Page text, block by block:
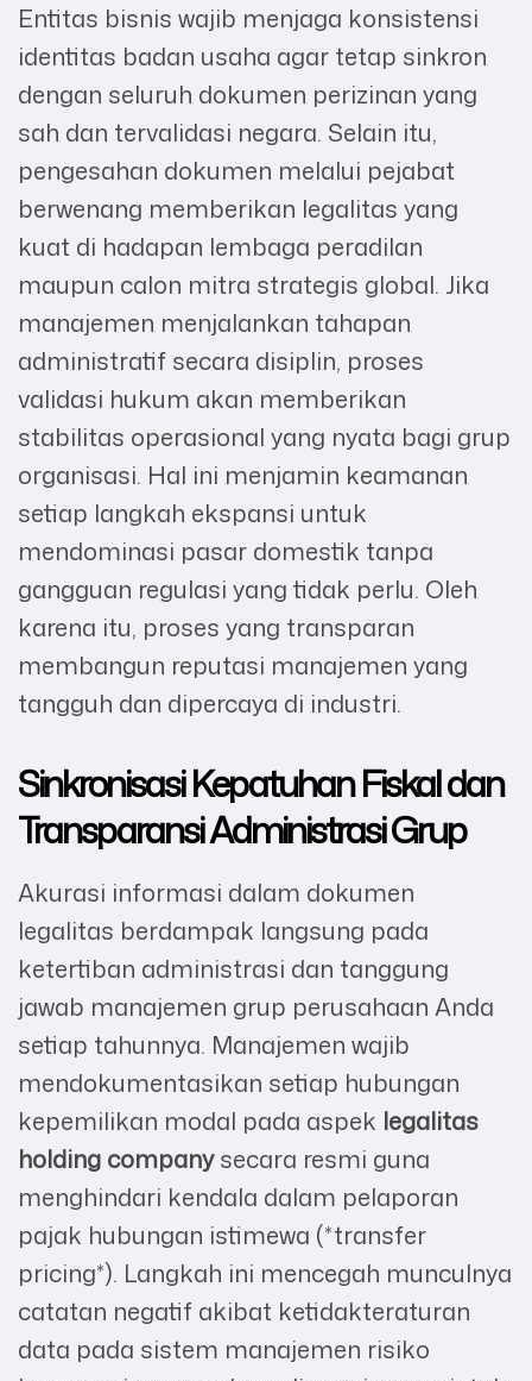
Entitas bisnis wajib menjaga konsistensi
identitas badan usaha agar tetap sinkron
dengan seluruh dokumen perizinan yang
sah dan tervalidasi negara. Selain itu,
pengesahan dokumen melalui pejabat
berwenang memberikan legalitas yang
kuat di hadapan lembaga peradilan
maupun calon mitra strategis global. Jika
manajemen menjalankan tahapan
administratif secara disiplin, proses
validasi hukum akan memberikan
stabilitas operasional yang nyata bagi grup
organisasi. Hal ini menjamin keamanan
setiap langkah ekspansi untuk
mendominasi pasar domestik tanpa
gangguan regulasi yang tidak perlu. Oleh
karena itu, proses yang transparan
membangun reputasi manajemen yang
tangguh dan dipercaya di industri.
Sinkronisasi Kepatuhan Fiskal dan
Transparansi Administrasi Grup
Akurasi informasi dalam dokumen
legalitas berdampak langsung pada
ketertiban administrasi dan tanggung
jawab manajemen grup perusahaan Anda
setiap tahunnya. Manajemen wajib
mendokumentasikan setiap hubungan
kepemilikan modal pada aspek legalitas
holding companysecara resmi guna
menghindari kendala dalam pelaporan
pajak hubungan istimewa (*transfer
pricing*). Langkah ini mencegah munculnya
catatan negatif akibat ketidakteraturan
data pada sistem manajemen risiko